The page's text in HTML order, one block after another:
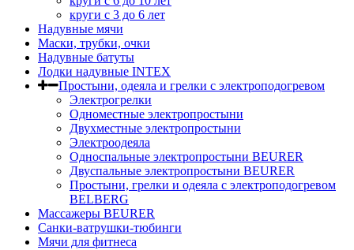
круги c 3 до 6 лет
Надувные мячи
Маски, трубки, очки
Надувные батуты
Лодки надувные INTEX
Простыни, одеяла и грелки с электроподогревом
Электрогрелки
Одноместные электропростыни
Двухместные электропростыни
Электроодеяла
Односпальные электропростыни BEURER
Двуспальные электропростыни BEURER
Простыни, грелки и одеяла с электроподогревом
BELBERG
Массажеры BEURER
Санки-ватрушки-тюбинги
Мячи для фитнеса